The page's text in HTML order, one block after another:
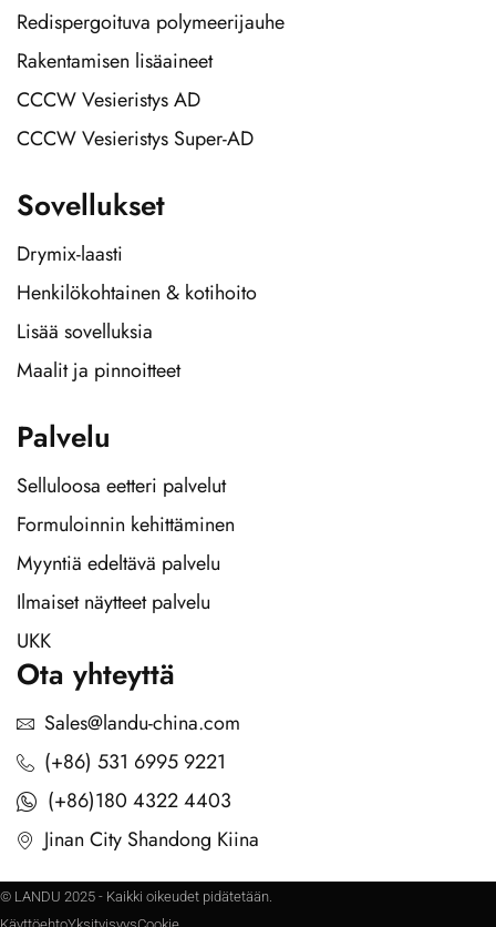
Redispergoituva polymeerijauhe
Rakentamisen lisäaineet
CCCW Vesieristys AD
CCCW Vesieristys Super-AD
Sovellukset
Drymix-laasti
Henkilökohtainen & kotihoito
Lisää sovelluksia
Maalit ja pinnoitteet
Palvelu
Selluloosa eetteri palvelut
Formuloinnin kehittäminen
Myyntiä edeltävä palvelu
Ilmaiset näytteet palvelu
UKK
Ota yhteyttä
Sales@landu-china.com
(+86) 531 6995 9221
(+86)180 4322 4403
Jinan City Shandong Kiina
© LANDU 2025 - Kaikki oikeudet pidätetään.